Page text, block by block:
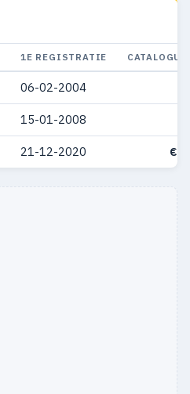
1E REGISTRATIE
06-02-2004
15-01-2008
21-12-2020 €